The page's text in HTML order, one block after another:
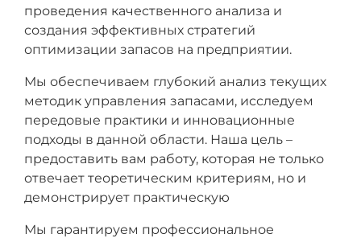
проведения качественного анализа и
создания эффективных стратегий
оптимизации запасов на предприятии.
Мы обеспечиваем глубокий анализ текущих
методик управления запасами, исследуем
передовые практики и инновационные
подходы в данной области. Наша цель –
предоставить вам работу, которая не только
отвечает теоретическим критериям, но и
демонстрирует практическую
Мы гарантируем профессиональное